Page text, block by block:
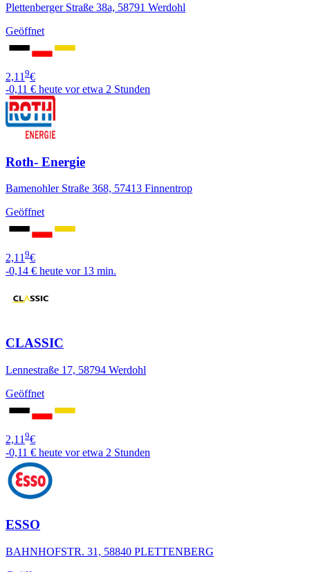
Plettenberger Straße 38a, 58791 Werdohl
Geöffnet
2,11 9€
-0,11 € heute vor etwa 2 Stunden
Roth- Energie
Bamenohler Straße 368, 57413 Finnentrop
Geöffnet
2,119€
-0,14 € heute vor 13 min.
CLASSIC
Lennestraße 17, 58794 Werdohl
Geöffnet
2,119€
-0,11 € heute vor etwa 2 Stunden
ESSO
BAHNHOFSTR. 31, 58840 PLETTENBERG